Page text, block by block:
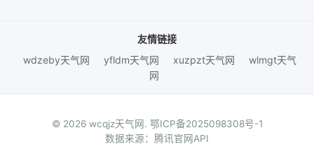
友情链接
wdzeby天气网
yfldm天气网 xuzpzt天气网
wlmgt天气
网
© 2026 wcqjz天气网. 鄂ICP备2025098308号-1
数据来源：腾讯官网API